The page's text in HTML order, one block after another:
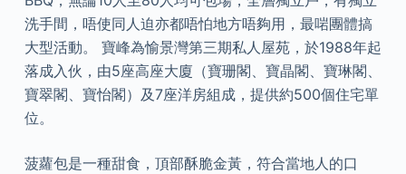
洗手間，唔使同人迫亦都唔怕地方唔夠用，最啱團體搞
大型活動。 寶峰為愉景灣第三期私人屋苑，於1988年起
落成入伙，由5座高座大廈（寶珊閣、寶晶閣、寶琳閣、
寶翠閣、寶怡閣）及7座洋房組成，提供約500個住宅單
位。
菠蘿包是一種甜食，頂部酥脆金黃，符合當地人的口